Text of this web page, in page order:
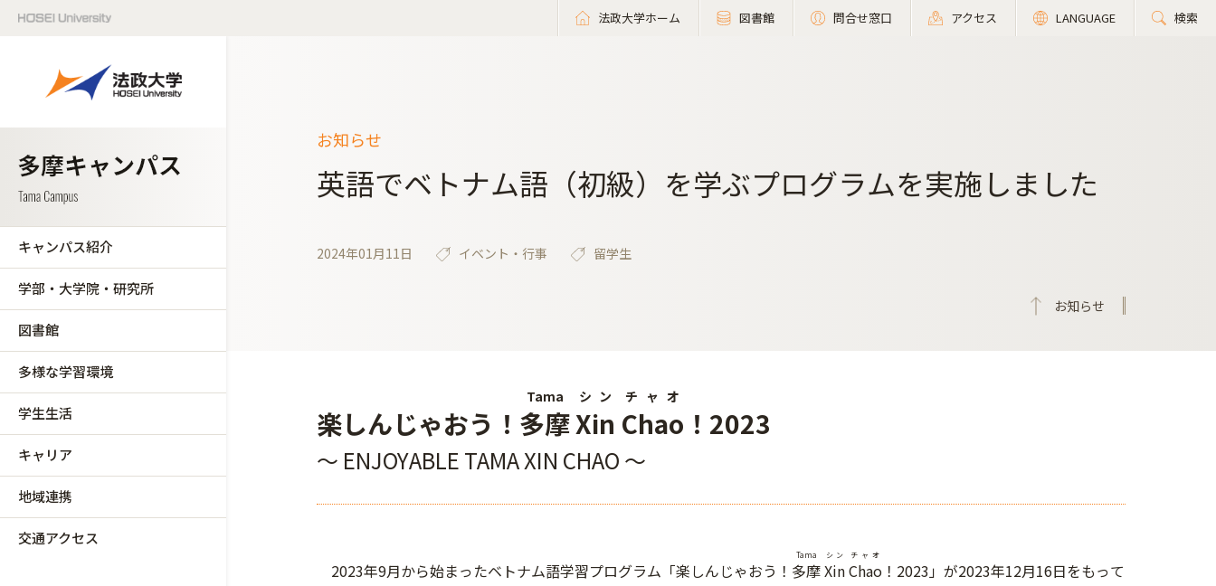
法政大学ホーム 図書館 問合せ窓口 アクセス LANGUAGE 検索
キャンパス紹介
学部・大学院・研究所
図書館
多様な学習環境
学生生活
キャリア
地域連携
交通アクセス
お知らせ
英語でベトナム語（初級）を学ぶプログラムを実施しました
2024年01月11日 イベント・行事 留学生
お知らせ
楽しんじゃおう！ 多摩
Tama
Xin
シン
Chao
チャオ
！2023
～ ENJOYABLE TAMA XIN CHAO ～
2023年9月から始まったベトナム語学習プログラム「楽しんじゃおう！ 多摩
Tama
Xin
シン
Chao
チャオ
！2023」が2023年12月16日をもって